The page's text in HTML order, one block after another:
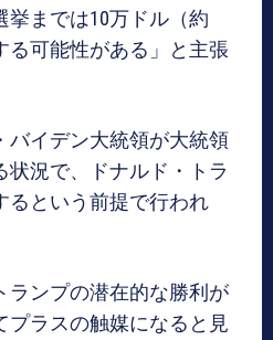
挙までは10万ドル（約
る可能性がある」と主張
バイデン大統領が大統領
況で、ドナルド・トラ
るという前提で行われ
ランプの潜在的な勝利が
プラスの触媒になると見